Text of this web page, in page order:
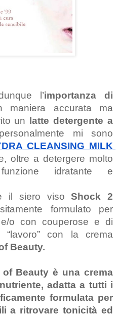
l’importanza di
maniera accurata ma
un
latte detergente a
mi sono
CLEANSING MILK
oltre a detergere molto
idratante e
il siero viso Shock 2
formulato per
o con couperose e di
Beauty.
of Beauty è una crema
, adatta a tutti i
a ritrovare tonicità ed